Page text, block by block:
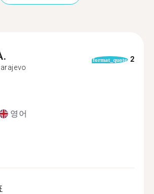
format_quote 2
영어